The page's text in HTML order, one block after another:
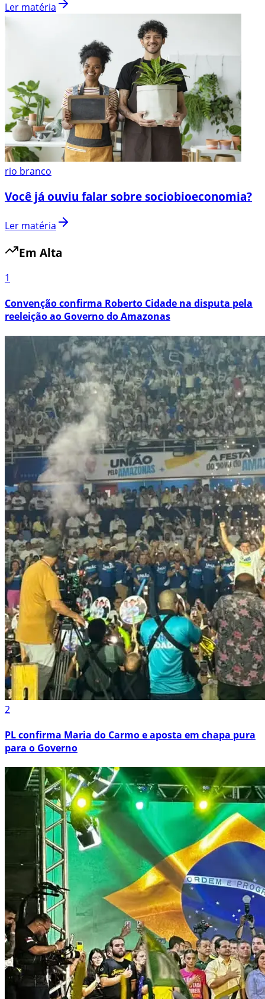
Ler matéria
rio branco
Você já ouviu falar sobre sociobioeconomia?
Ler matéria
Em Alta
1
Convenção confirma Roberto Cidade na disputa pela
reeleição ao Governo do Amazonas
2
PL confirma Maria do Carmo e aposta em chapa pura
para o Governo